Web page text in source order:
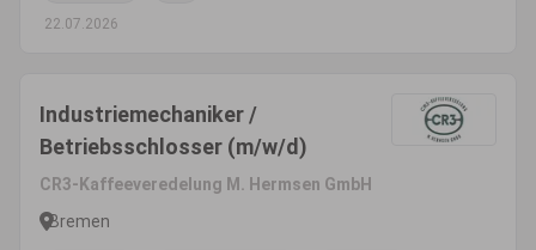
22.07.2026
Industriemechaniker /
Betriebsschlosser (m/w/d)
CR3-Kaffeeveredelung M. Hermsen GmbH
Bremen